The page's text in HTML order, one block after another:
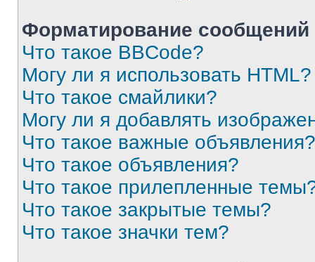
Форматирование
Что такое BBCode?
Могу ли я использовать HTML?
Что такое смайлики?
Могу ли я добавлять
Что такое важные объявления?
Что такое объявления?
Что такое прилепленные
Что такое закрытые темы?
Что такое значки тем?